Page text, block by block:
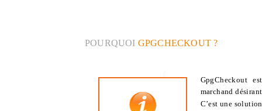
POURQUOI GPGCHECKOUT ?
GpgCheckout
marchand
C’est une